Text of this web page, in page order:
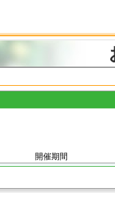
開催期間